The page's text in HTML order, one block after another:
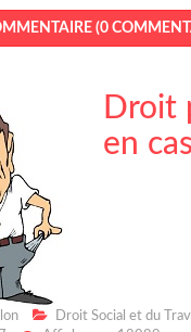
(0
Droit
en
Droit Social et du